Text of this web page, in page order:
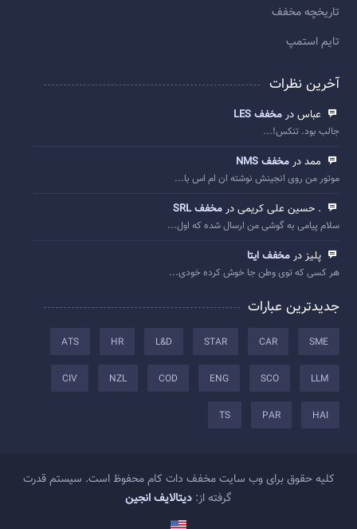
تاريخچه مخفف
تایم استمپ
آخرین نظرات
عباس در مخفف LES
جالب بود. تنکس!...
ممد در مخفف NMS
موتور من روی انجینش نوشته ان ام اس با...
. حسین علی کریمی در مخفف SRL
سلام پیامی به گوشی من ارسال شده که اول...
پلیز در مخفف ایتا
هر کسی که توی وطن جا خوش کرده خودی...
جدیدترین عبارات
SME
CAR
STAR
L&D
HR
ATS
LLM
SCO
ENG
COD
NZL
CIV
HAI
PAR
TS
کلیه حقوق برای وب سایت مخفف دات کام محفوظ است. سیستم قدرت
گرفته از: دیتالایف انجین